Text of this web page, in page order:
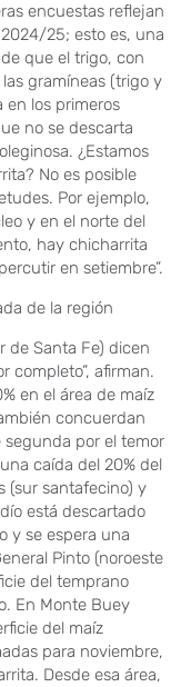
encuestas reflejan
25; esto es, una
que el trigo, con
gramíneas (trigo y
en los primeros
no se descarta
¿Estamos
No es posible
Por ejemplo,
y en el norte del
hay chicharrita
en setiembre”.
de la región
de Santa Fe) dicen
completo”, afirman.
en el área de maíz
concuerdan
segunda por el temor
caída del 20% del
(sur santafecino) y
está descartado
y se espera una
Pinto (noroeste
del temprano
En Monte Buey
del maíz
para noviembre,
Desde esa área,